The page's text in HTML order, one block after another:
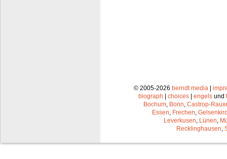
© 2005-2026 berndt media |
biograph | choices | engels und
Bochum Bonn Castrop-
Essen Frechen
Leverkusen Lünen
Recklinghausen